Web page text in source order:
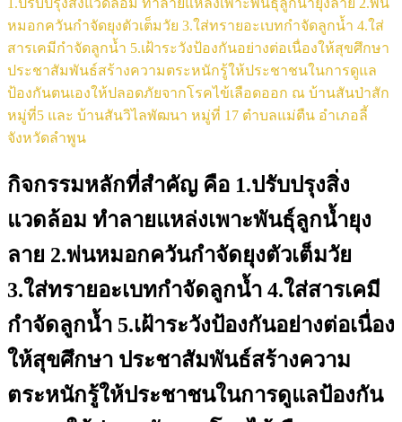
หมอกควันกำจัดยุงตัวเต็มวัย 3.ใส่ทรายอะเบทกำจัดลูกน้ำ 4.ใส่
สารเคมีกำจัดลูกน้ำ 5.เฝ้าระวังป้องกันอย่างต่อเนื่องให้สุขศึกษา
ประชาสัมพันธ์สร้างความตระหนักรู้ให้ประชาชนในการดูแล
ป้องกันตนเองให้ปลอดภัยจากโรคไข้เลือดออก ณ บ้านสันป่าสัก
หมู่ที่5 และ บ้านสันวิไลพัฒนา หมู่ที่ 17 ตำบลแม่ตืน อำเภอลี้
จังหวัดลำพูน
กิจกรรมหลักที่สำคัญ คือ 1.ปรับปรุงสิ่ง
แวดล้อม ทำลายแหล่งเพาะพันธุ์ลูกน้ำยุง
ลาย 2.พ่นหมอกควันกำจัดยุงตัวเต็มวัย
3.ใส่ทรายอะเบทกำจัดลูกน้ำ 4.ใส่สารเคมี
กำจัดลูกน้ำ 5.เฝ้าระวังป้องกันอย่างต่อเนื่อง
ให้สุขศึกษา ประชาสัมพันธ์สร้างความ
ตระหนักรู้ให้ประชาชนในการดูแลป้องกัน